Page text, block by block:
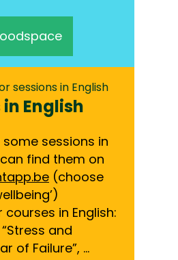
sessions in English
English
sessions in
can find them on
(choose
in English:
and
of Failure”, …